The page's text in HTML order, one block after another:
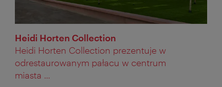
Heidi Horten Collection
Heidi Horten Collection prezentuje w
odrestaurowanym pałacu w centrum
miasta ...